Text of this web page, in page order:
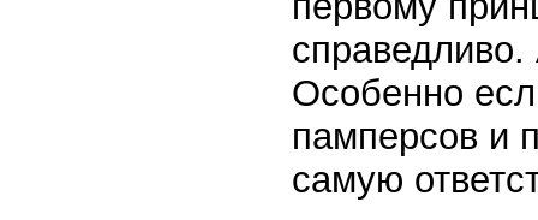
Особенно
памперсов и
самую